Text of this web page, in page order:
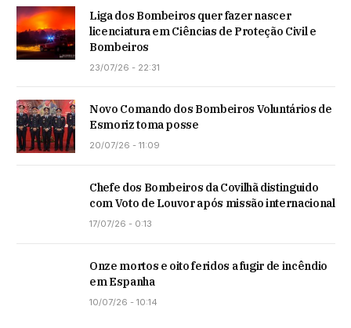
Liga dos Bombeiros quer fazer nascer
licenciatura em Ciências de Proteção Civil e
Bombeiros
23/07/26 - 22:31
Novo Comando dos Bombeiros Voluntários de
Esmoriz toma posse
20/07/26 - 11:09
Chefe dos Bombeiros da Covilhã distinguido
com Voto de Louvor após missão internacional
17/07/26 - 0:13
Onze mortos e oito feridos a fugir de incêndio
em Espanha
10/07/26 - 10:14